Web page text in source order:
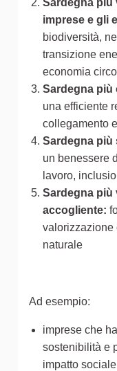
imprese e gli
biodiversità,
transizione
economia
Sardegna più
una efficiente
collegamento
Sardegna più
un benessere
lavoro,
Sardegna più
accogliente:
valorizzazione
naturale
Ad esempio:
imprese che
sostenibilità e
impatto